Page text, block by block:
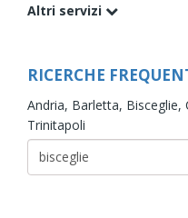
Altri servizi
RICERCHE
Andria, Barletta, Bisceglie,
Trinitapoli